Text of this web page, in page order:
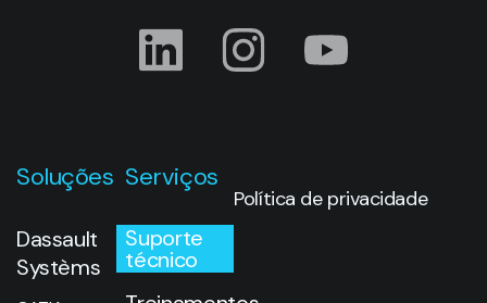
Soluções
Dassault
Systèms
Serviços
Suporte
técnico
Política de privacidade